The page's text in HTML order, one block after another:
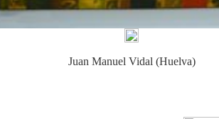
Juan Manuel Vidal (Huelva)